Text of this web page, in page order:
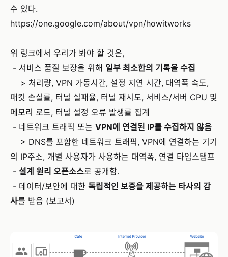
수 있다.
https://one.google.com/about/vpn/howitworks
위 링크에서 우리가 봐야 할 것은,
- 서비스 품질 보장을 위해 일부 최소한의 기록을 수집
> 처리량, VPN 가동시간, 설정 지연 시간, 대역폭 속도,
패킷 손실률, 터널 실패율, 터널 재시도, 서비스/서버 CPU 및
메모리 로드, 터널 설정 오류 발생률 집계
- 네트워크 트래픽 또는 VPN에 연결된 IP를 수집하지 않음
> DNS를 포함한 네트워크 트래픽, VPN에 연결하는 기기
의 IP주소, 개별 사용자가 사용하는 대역폭, 연결 타임스탬프
- 설계 원리 오픈소스로 공개함.
- 데이터/보안에 대한 독립적인 보증을 제공하는 타사의 감
사를 받음 (보고서)